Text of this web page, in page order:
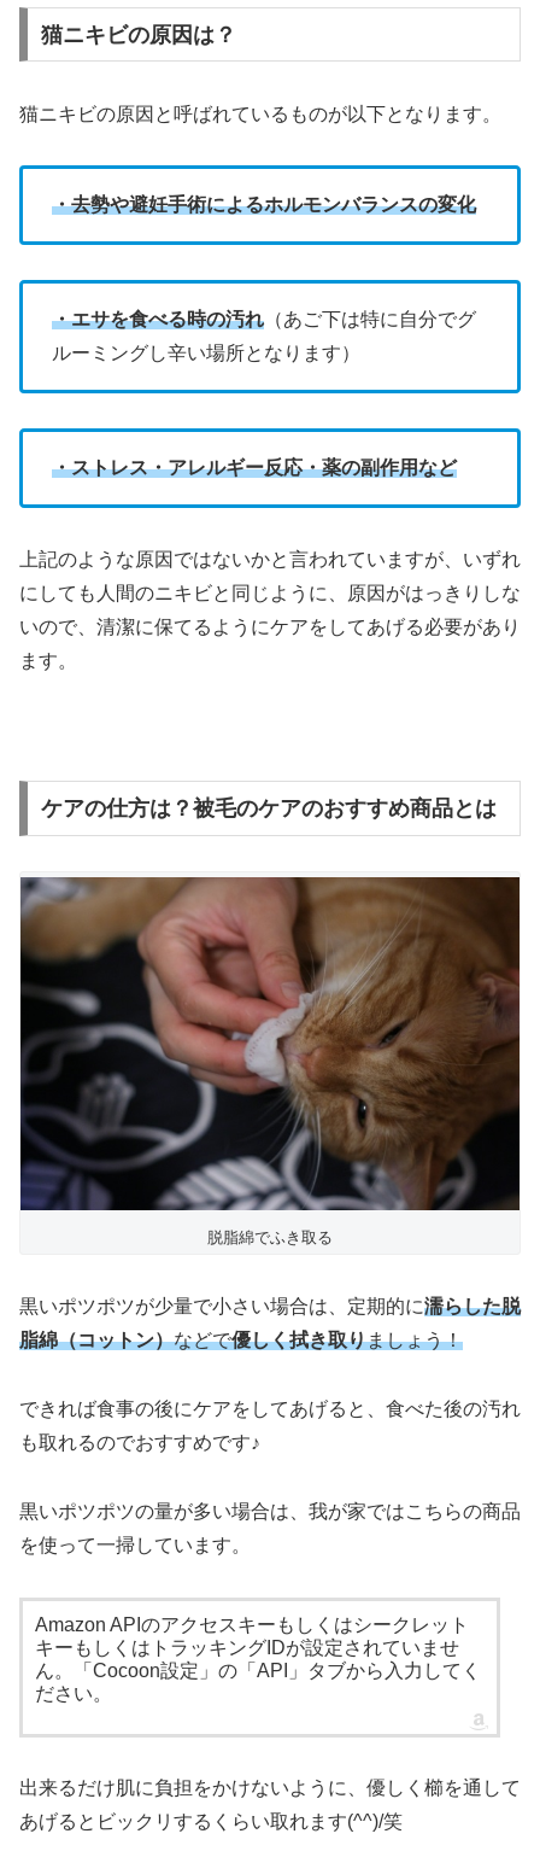
猫ニキビの原因は？
猫ニキビの原因と呼ばれているものが以下となります。
・去勢や避妊手術によるホルモンバランスの変化
・エサを食べる時の汚れ （あご下は特に自分でグ
ルーミングし辛い場所となります）
・ストレス・アレルギー反応・薬の副作用など
上記のような原因ではないかと言われていますが、いずれ
にしても人間のニキビと同じように、原因がはっきりしな
いので、清潔に保てるようにケアをしてあげる必要があり
ます。
ケアの仕方は？被毛のケアのおすすめ商品とは
脱脂綿でふき取る
黒いポツポツが少量で小さい場合は、定期的に濡らした脱
脂綿（コットン）などで優しく拭き取りましょう！
できれば食事の後にケアをしてあげると、食べた後の汚れ
も取れるのでおすすめです♪
黒いポツポツの量が多い場合は、我が家ではこちらの商品
を使って一掃しています。
Amazon APIのアクセスキーもしくはシークレット
キーもしくはトラッキングIDが設定されていませ
ん。「Cocoon設定」の「API」タブから入力してく
ださい。
出来るだけ肌に負担をかけないように、優しく櫛を通して
あげるとビックリするくらい取れます(^^)/笑